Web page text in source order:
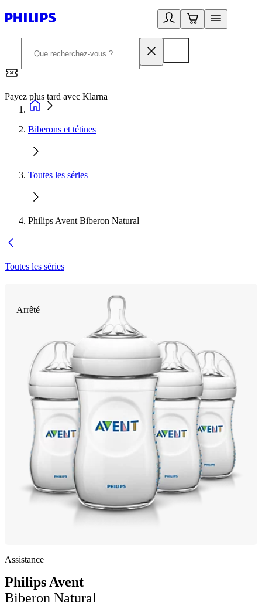
Payez plus tard avec Klarna
Biberons et tétines
Toutes les séries
Philips Avent Biberon Natural
Toutes les séries
Arrêté
Assistance
Philips Avent
Biberon Natural